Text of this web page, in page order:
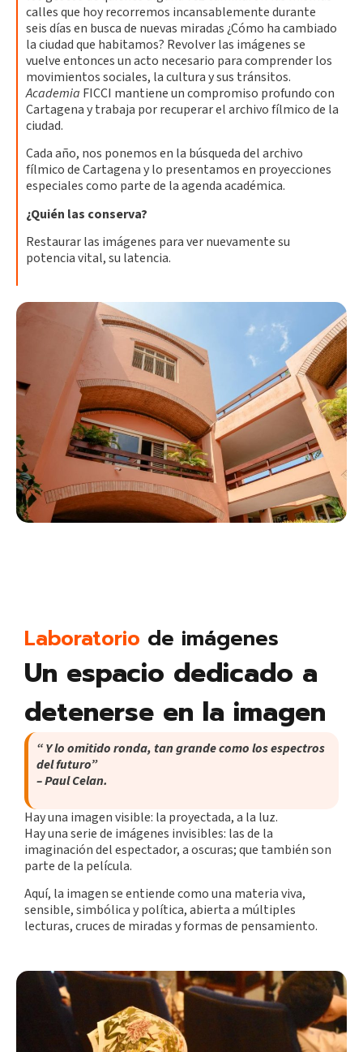
calles que hoy recorremos incansablemente durante
seis días en busca de nuevas miradas ¿Cómo ha cambiado
la ciudad que habitamos? Revolver las imágenes se
vuelve entonces un acto necesario para comprender los
movimientos sociales, la cultura y sus tránsitos.
Academia FICCI mantiene un compromiso profundo con
Cartagena y trabaja por recuperar el archivo fílmico de la
ciudad.
Cada año, nos ponemos en la búsqueda del archivo
fílmico de Cartagena y lo presentamos en proyecciones
especiales como parte de la agenda académica.
¿Quién las conserva?
Restaurar las imágenes para ver nuevamente su
potencia vital, su latencia.
Laboratorio de imágenes
Un espacio dedicado a
detenerse en la imagen
“ Y lo omitido ronda, tan grande como los espectros
del futuro”
– Paul Celan.
Hay una imagen visible: la proyectada, a la luz.
Hay una serie de imágenes invisibles: las de la
imaginación del espectador, a oscuras; que también son
parte de la película.
Aquí, la imagen se entiende como una materia viva,
sensible, simbólica y política, abierta a múltiples
lecturas, cruces de miradas y formas de pensamiento.